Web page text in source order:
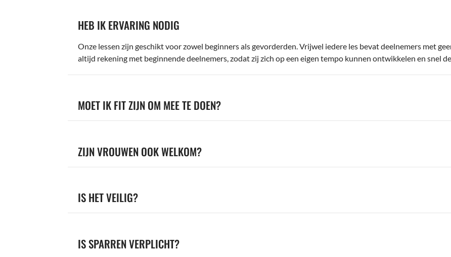
HEB IK ERVARING NODIG
Onze lessen zijn geschikt voor zowel beginners als gevorderden. Vrijwel iedere les bevat deelnemers met
altijd rekening met beginnende deelnemers, zodat zij zich op een eigen tempo kunnen ontwikkelen en snel
MOET IK FIT ZIJN OM MEE TE DOEN?
ZIJN VROUWEN OOK WELKOM?
IS HET VEILIG?
IS SPARREN VERPLICHT?